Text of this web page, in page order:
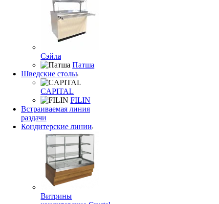
Сэйла
Патша
Шведские столы
CAPITAL
FILIN
Встраиваемая линия
раздачи
Кондитерские линии
Витрины